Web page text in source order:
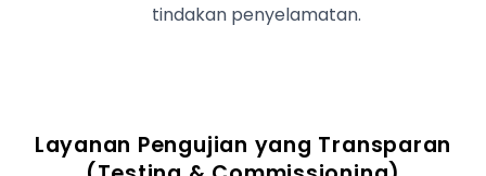
tindakan penyelamatan.
Layanan Pengujian yang Transparan